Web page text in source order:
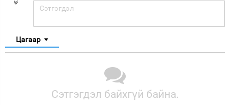
Цагаар
Сэтгэгдэл байхгүй байна.